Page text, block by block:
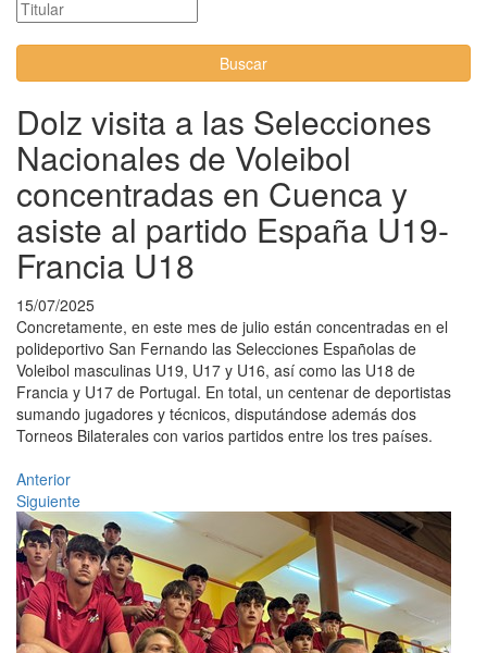
Buscar
Dolz visita a las Selecciones
Nacionales de Voleibol
concentradas en Cuenca y
asiste al partido España U19-
Francia U18
15/07/2025
Concretamente, en este mes de julio están concentradas en el
polideportivo San Fernando las Selecciones Españolas de
Voleibol masculinas U19, U17 y U16, así como las U18 de
Francia y U17 de Portugal. En total, un centenar de deportistas
sumando jugadores y técnicos, disputándose además dos
Torneos Bilaterales con varios partidos entre los tres países.
Anterior
Siguiente